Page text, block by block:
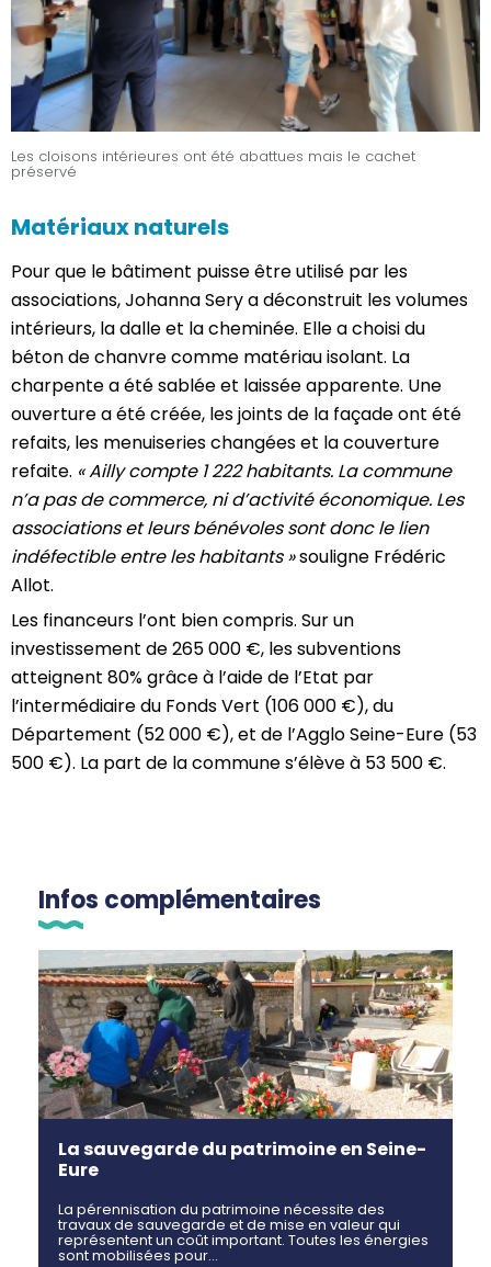
Les cloisons intérieures ont été abattues mais le cachet
préservé
Matériaux naturels
Pour que le bâtiment puisse être utilisé par les
associations, Johanna Sery a déconstruit les volumes
intérieurs, la dalle et la cheminée. Elle a choisi du
béton de chanvre comme matériau isolant. La
charpente a été sablée et laissée apparente. Une
ouverture a été créée, les joints de la façade ont été
refaits, les menuiseries changées et la couverture
refaite. « Ailly compte 1 222 habitants. La commune
n’a pas de commerce, ni d’activité économique. Les
associations et leurs bénévoles sont donc le lien
indéfectible entre les habitants »souligne Frédéric
Allot.
Les financeurs l’ont bien compris. Sur un
investissement de 265 000 €, les subventions
atteignent 80% grâce à l’aide de l’Etat par
l’intermédiaire du Fonds Vert (106 000 €), du
Département (52 000 €), et de l’Agglo Seine-Eure (53
500 €). La part de la commune s’élève à 53 500 €.
Infos complémentaires
La sauvegarde du patrimoine en Seine-
Eure
La pérennisation du patrimoine nécessite des
travaux de sauvegarde et de mise en valeur qui
représentent un coût important. Toutes les énergies
sont mobilisées pour…